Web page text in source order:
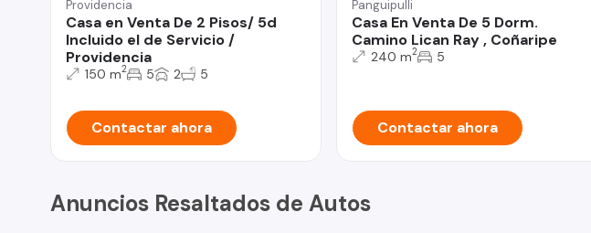
Providencia
Casa en Venta De 2 Pisos/ 5d
Incluido el de Servicio /
Providencia
150 m2 5 2 5
Contactar ahora
Panguipulli
Casa En Venta De 5 Dorm.
Camino Lican Ray , Coñaripe
240 m2 5
Contactar ahora
Anuncios Resaltados de Autos